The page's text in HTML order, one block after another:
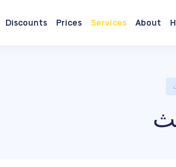
About
Services
Prices
Discounts